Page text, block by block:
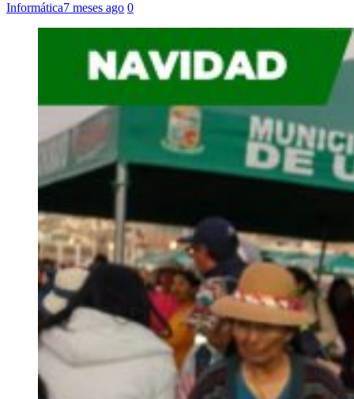
Informática7 meses ago 0